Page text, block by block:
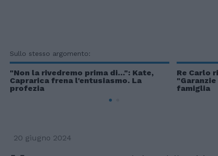
Sullo stesso argomento:
"Non la rivedremo prima di...": Kate,
Caprarica frena l'entusiasmo. La
profezia
Re Carlo
famiglia
20 giugno 2024